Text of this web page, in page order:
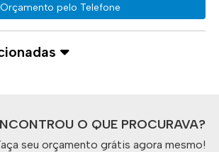
Orçamento pelo Telefone
O QUE PROCURAVA?
seu orçamento grátis agora mesmo!